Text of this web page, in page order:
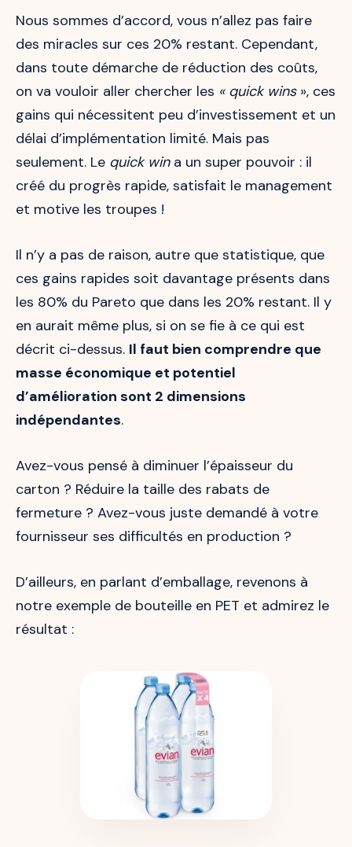
Nous sommes d’accord, vous n’allez pas faire
des miracles sur ces 20% restant. Cependant,
dans toute démarche de réduction des coûts,
on va vouloir aller chercher les « quick wins », ces
gains qui nécessitent peu d’investissement et un
délai d’implémentation limité. Mais pas
seulement. Le quick wina un super pouvoir : il
créé du progrès rapide, satisfait le management
et motive les troupes !
Il n’y a pas de raison, autre que statistique, que
ces gains rapides soit davantage présents dans
les 80% du Pareto que dans les 20% restant. Il y
en aurait même plus, si on se fie à ce qui est
décrit ci-dessus. Il faut bien comprendre que
masse économique et potentiel
d’amélioration sont 2 dimensions
indépendantes.
Avez-vous pensé à diminuer l’épaisseur du
carton ? Réduire la taille des rabats de
fermeture ? Avez-vous juste demandé à votre
fournisseur ses difficultés en production ?
D’ailleurs, en parlant d’emballage, revenons à
notre exemple de bouteille en PET et admirez le
résultat :